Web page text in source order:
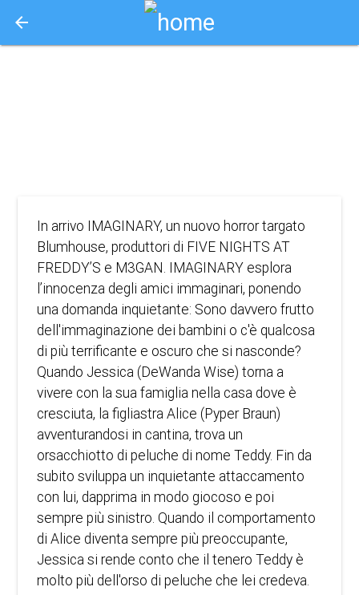
arrow_back
In arrivo IMAGINARY, un nuovo horror targato
Blumhouse, produttori di FIVE NIGHTS AT
FREDDY’S e M3GAN. IMAGINARY esplora
l’innocenza degli amici immaginari, ponendo
una domanda inquietante: Sono davvero frutto
dell'immaginazione dei bambini o c'è qualcosa
di più terrificante e oscuro che si nasconde?
Quando Jessica (DeWanda Wise) torna a
vivere con la sua famiglia nella casa dove è
cresciuta, la figliastra Alice (Pyper Braun)
avventurandosi in cantina, trova un
orsacchiotto di peluche di nome Teddy. Fin da
subito sviluppa un inquietante attaccamento
con lui, dapprima in modo giocoso e poi
sempre più sinistro. Quando il comportamento
di Alice diventa sempre più preoccupante,
Jessica si rende conto che il tenero Teddy è
molto più dell'orso di peluche che lei credeva.